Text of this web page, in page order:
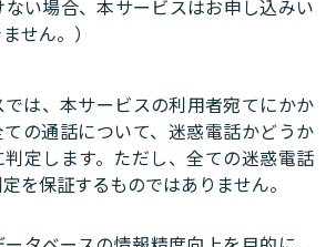
い場合、本サービスはお申し込みい
せん。）
は、本サービスの利用者宛てにかか
ての通話について、迷惑電話かどうか
定します。ただし、全ての迷惑電話
を保証するものではありません。